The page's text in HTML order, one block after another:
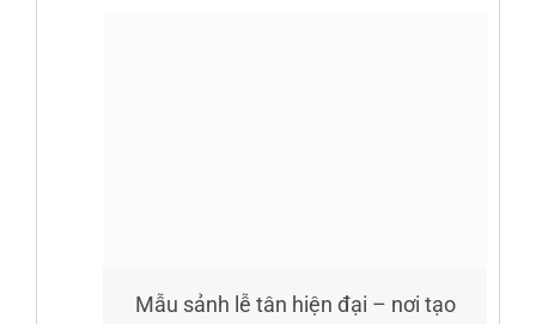
Mẫu sảnh lễ tân hiện đại – nơi tạo